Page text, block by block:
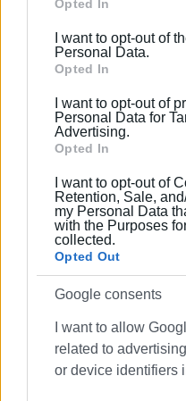
Google services and
behaviour. You may
Google and its third-
section.
Opted In
I want to opt-out of
Personal Data.
Opted In
I want to opt-out of
Personal Data for
Advertising.
Opted In
I want to opt-out of
Retention, Sale,
my Personal Data
with the Purposes
collected.
Opted Out
Google consents
I want to allow
related to
or device identifiers
ΦΩΤΟ@ fb Othoni island
Εμφανίσεις: 84